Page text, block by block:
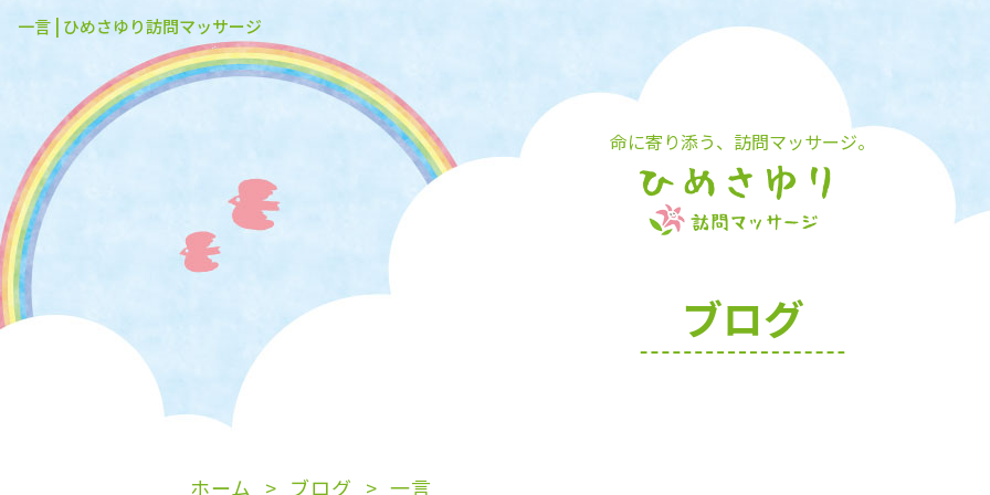
命に寄り添う、訪問マッサージ。
一言 | ひめさゆり訪問マッサージ
ブログ
ホーム ブログ 一言